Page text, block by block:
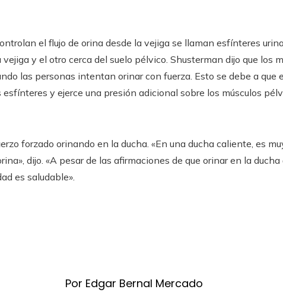
el flujo de orina desde la vejiga se llaman esfínteres
y el otro cerca del suelo pélvico. Shusterman dijo que los
las personas intentan orinar con fuerza. Esto se debe a que
y ejerce una presión adicional sobre los músculos
forzado orinando en la ducha. «En una ducha caliente, es
dijo. «A pesar de las afirmaciones de que orinar en la
es saludable».
Por Edgar Bernal Mercado